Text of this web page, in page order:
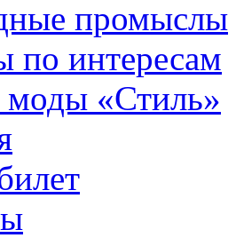
промыслы
по интересам
моды «Стиль»